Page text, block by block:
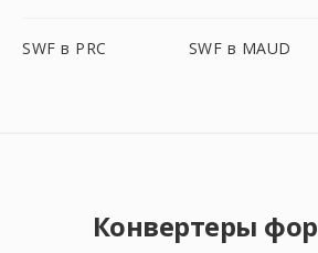
SWF в PRC SWF в MAUD
Конвертеры